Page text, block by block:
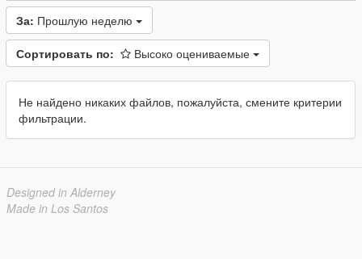
За: Прошлую неделю
Сортировать по: Высоко оцениваемые
Не найдено никаких файлов, пожалуйста, смените критерии
фильтрации.
Designed in Alderney
Made in Los Santos